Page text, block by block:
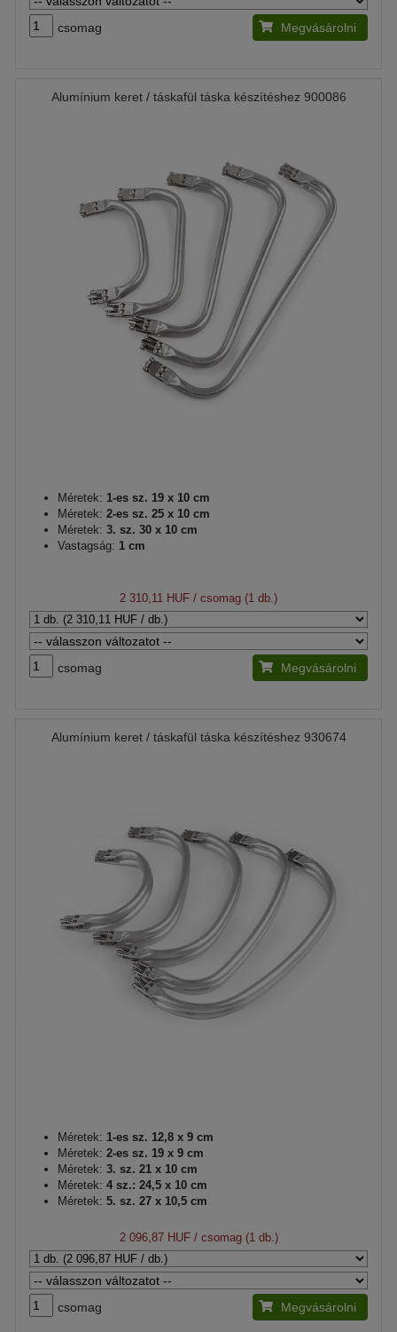
csomag Megvásárolni
Alumínium keret / táskafül táska készítéshez 900086
Méretek: 1-es sz. 19 x 10 cm
Méretek: 2-es sz. 25 x 10 cm
Méretek: 3. sz. 30 x 10 cm
Vastagság: 1 cm
2 310,11 HUF / csomag (1 db.)
csomag Megvásárolni
Alumínium keret / táskafül táska készítéshez 930674
Méretek: 1-es sz. 12,8 x 9 cm
Méretek: 2-es sz. 19 x 9 cm
Méretek: 3. sz. 21 x 10 cm
Méretek: 4 sz.: 24,5 x 10 cm
Méretek: 5. sz. 27 x 10,5 cm
2 096,87 HUF/ csomag (1 db.)
csomag Megvásárolni